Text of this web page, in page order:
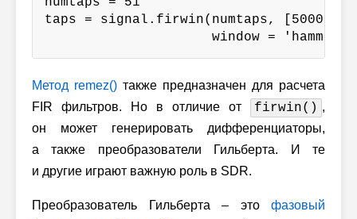
taps = signal.firwin(numtaps, [5000/
window =
Метод remez() также предназначен для расчета
FIR фильтров. Но в отличие от
firwin() ,
он может генерировать дифференциаторы,
а также преобразователи Гильберта. И те
и другие играют важную роль в SDR.
Преобразователь Гильберта – это фазовый